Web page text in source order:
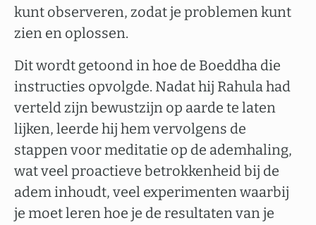
kunt observeren, zodat je problemen kunt
zien en oplossen.
Dit wordt getoond in hoe de Boeddha die
instructies opvolgde. Nadat hij Rahula had
verteld zijn bewustzijn op aarde te laten
lijken, leerde hij hem vervolgens de
stappen voor meditatie op de ademhaling,
wat veel proactieve betrokkenheid bij de
adem inhoudt, veel experimenten waarbij
je moet leren hoe je de resultaten van je